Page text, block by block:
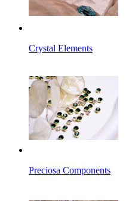
Crystal Elements
Preciosa Components